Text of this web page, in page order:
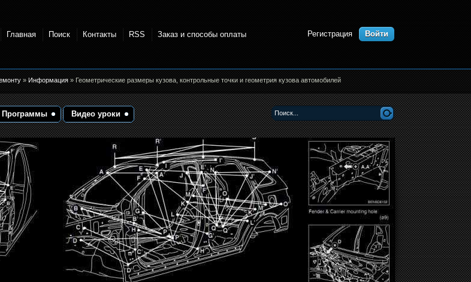
Главная Поиск Контакты RSS Заказ и способы оплаты Регистрация Войти
»Информация» Геометрические размеры кузова, контрольные точки и геометрия кузова автомобилей
Программы Видео уроки